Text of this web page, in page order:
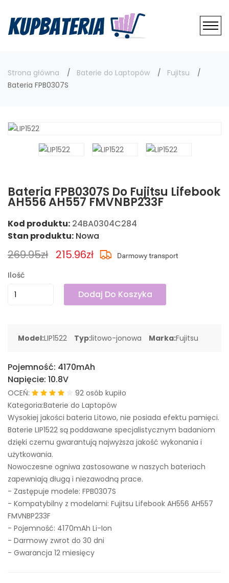
Strona główna Baterie do Laptopów
Fujitsu
Bateria FPB0307S
Bateria FPB0307S Do Fujitsu Lifebook
AH556 AH557 FMVNBP233F
Kod produktu: 24BA0304C284
Stan produktu: Nowa
269.95zł 215.96zł
Ilość
Dodaj Do Koszyka
Model:LIP1522 Typ:litowo-jonowa Marka:Fujitsu
Pojemność: 4170mAh
Napięcie: 10.8V
OCEŃ:
92 osób kupiło
Kategoria:Baterie do Laptopów
Wysokiej jakości bateria Litowo, nie posiada efektu pamięci.
Baterie LIP1522 są poddawane specjalistycznym badaniom
dzięki czemu gwarantują najwyższa jakość wykonania i
użytkowania.
Nowoczesne ogniwa zastosowane w naszych bateriach
zapewniają długą i niezawodną prace.
- Zastępuje modele: FPB0307S
- Kompatybilny z modelami: Fujitsu Lifebook AH556 AH557
FMVNBP233F
- Pojemność: 4170mAh Li-Ion
- Darmowy zwrot do 30 dni
- Gwarancja 12 miesięcy